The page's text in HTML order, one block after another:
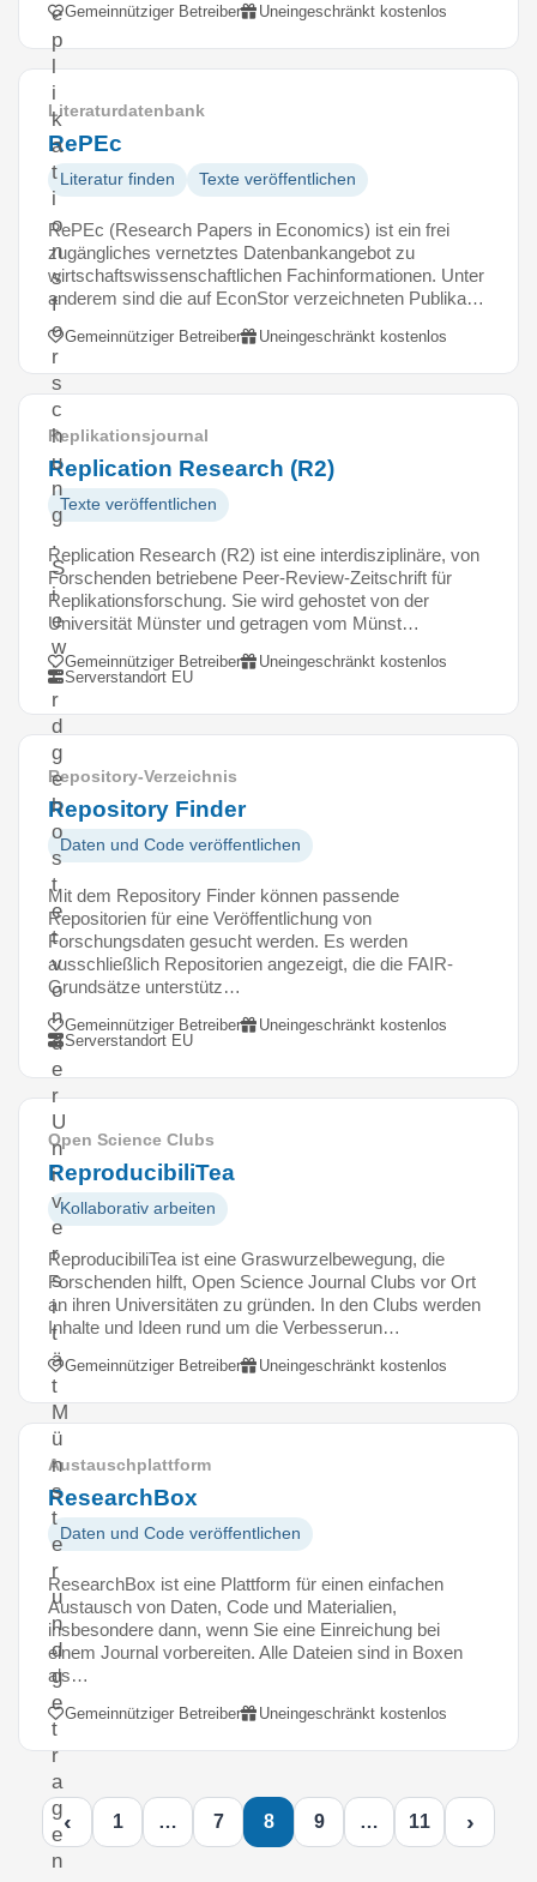
e
p
l
i
k
a
t
i
o
n
s
f
o
r
s
c
h
u
n
g
.
S
i
e
w
i
r
d
g
e
h
o
s
t
e
t
v
o
n
d
e
r
U
n
i
v
e
r
s
i
t
ä
t
M
ü
n
s
t
e
r
u
n
d
g
e
t
r
a
g
e
n
Gemeinnütziger Betreiber Uneingeschränkt kostenlos
Literaturdatenbank
RePEc
Literatur finden Texte veröffentlichen
RePEc (Research Papers in Economics) ist ein frei
zugängliches vernetztes Datenbankangebot zu
wirtschaftswissenschaftlichen Fachinformationen. Unter
anderem sind die auf EconStor verzeichneten Publika…
Gemeinnütziger Betreiber Uneingeschränkt kostenlos
Replikationsjournal
Replication Research (R2)
Texte veröffentlichen
Replication Research (R2) ist eine interdisziplinäre, von
Forschenden betriebene Peer-Review-Zeitschrift für
Replikationsforschung. Sie wird gehostet von der
Universität Münster und getragen vom Münst…
Gemeinnütziger Betreiber
Uneingeschränkt kostenlos
Serverstandort EU
Repository-Verzeichnis
Repository Finder
Daten und Code veröffentlichen
Mit dem Repository Finder können passende
Repositorien für eine Veröffentlichung von
Forschungsdaten gesucht werden. Es werden
ausschließlich Repositorien angezeigt, die die FAIR-
Grundsätze unterstütz…
Gemeinnütziger Betreiber
Uneingeschränkt kostenlos
Serverstandort EU
Open Science Clubs
ReproducibiliTea
Kollaborativ arbeiten
ReproducibiliTea ist eine Graswurzelbewegung, die
Forschenden hilft, Open Science Journal Clubs vor Ort
an ihren Universitäten zu gründen. In den Clubs werden
Inhalte und Ideen rund um die Verbesserun…
Gemeinnütziger Betreiber Uneingeschränkt kostenlos
Austauschplattform
ResearchBox
Daten und Code veröffentlichen
ResearchBox ist eine Plattform für einen einfachen
Austausch von Daten, Code und Materialien,
insbesondere dann, wenn Sie eine Einreichung bei
einem Journal vorbereiten. Alle Dateien sind in Boxen
als…
Gemeinnütziger Betreiber Uneingeschränkt kostenlos
‹ 1 … 7 8 9 … 11 ›